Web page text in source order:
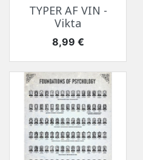
TYPER AF VIN -
Vikta
Pris
8,99 €